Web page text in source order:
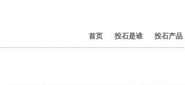
首页
投石是谁 投石产品